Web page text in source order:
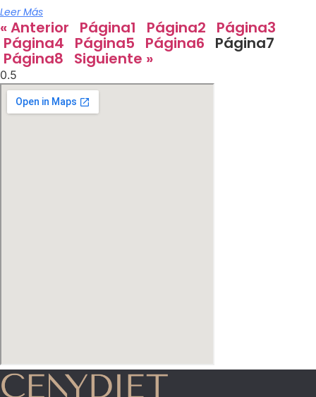
Leer Más
« Anterior Página1 Página2 Página3
Página4 Página5 Página6 Página7
Página8 Siguiente »